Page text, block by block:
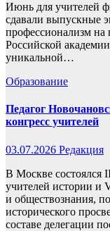
Июнь для учителей
сдавали выпускные
профессионализм на
Российской
уникальной…
Образование
Педагог
конгресс учителей
03.07.2026 Редакция
В Москве состоялся
учителей истории и
и обществознания,
исторического
составе делегации